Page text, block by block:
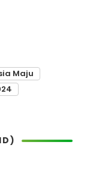
Maju